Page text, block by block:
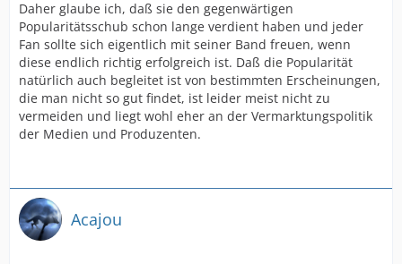
Daher glaube ich, daß sie den gegenwärtigen
Popularitätsschub schon lange verdient haben und jeder
Fan sollte sich eigentlich mit seiner Band freuen, wenn
diese endlich richtig erfolgreich ist. Daß die Popularität
natürlich auch begleitet ist von bestimmten Erscheinungen,
die man nicht so gut findet, ist leider meist nicht zu
vermeiden und liegt wohl eher an der Vermarktungspolitik
der Medien und Produzenten.
Acajou